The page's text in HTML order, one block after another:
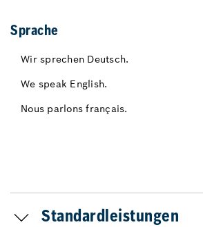
Sprache
Wir sprechen Deutsch.
We speak English.
Nous parlons français.
Standardleistungen